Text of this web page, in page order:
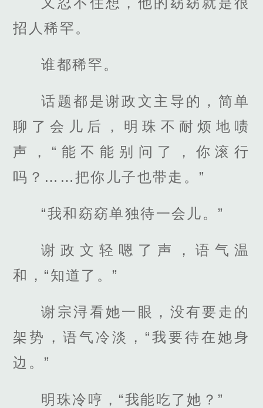
招人稀罕。
谁都稀罕。
话题都是谢政文主导的，简单
聊了会儿后，明珠不耐烦地啧
声，“能不能别问了，你滚行
吗？……把你儿子也带走。”
“我和窈窈单独待一会儿。”
谢政文轻嗯了声，语气温
和，“知道了。”
谢宗浔看她一眼，没有要走的
架势，语气冷淡，“我要待在她身
边。”
明珠冷哼，“我能吃了她？”